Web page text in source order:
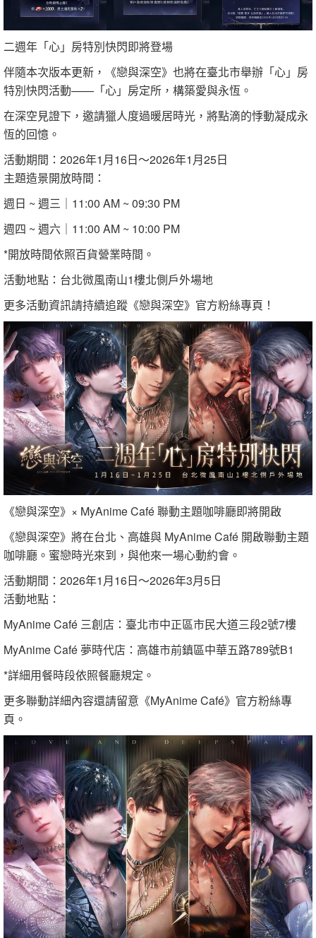
二週年「心」房特別快閃即將登場
伴隨本次版本更新，《戀與深空》也將在臺北市舉辦「心」房
特別快閃活動——「心」房定所，構築愛與永恆。
在深空見證下，邀請獵人度過暖居時光，將點滴的悸動凝成永
恆的回憶。
活動期間：2026年1月16日～2026年1月25日
主題造景開放時間：
週日 ~ 週三｜11:00 AM ~ 09:30 PM
週四 ~ 週六｜11:00 AM ~ 10:00 PM
*開放時間依照百貨營業時間。
活動地點：台北微風南山1樓北側戶外場地
更多活動資訊請持續追蹤《戀與深空》官方粉絲專頁！
《戀與深空》× MyAnime Café 聯動主題咖啡廳即將開啟
《戀與深空》將在台北、高雄與 MyAnime Café 開啟聯動主題
咖啡廳。蜜戀時光來到，與他來一場心動約會。
活動期間：2026年1月16日～2026年3月5日
活動地點：
MyAnime Café 三創店：臺北市中正區市民大道三段2號7樓
MyAnime Café 夢時代店：高雄市前鎮區中華五路789號B1
*詳細用餐時段依照餐廳規定。
更多聯動詳細內容還請留意《MyAnime Café》官方粉絲專
頁。